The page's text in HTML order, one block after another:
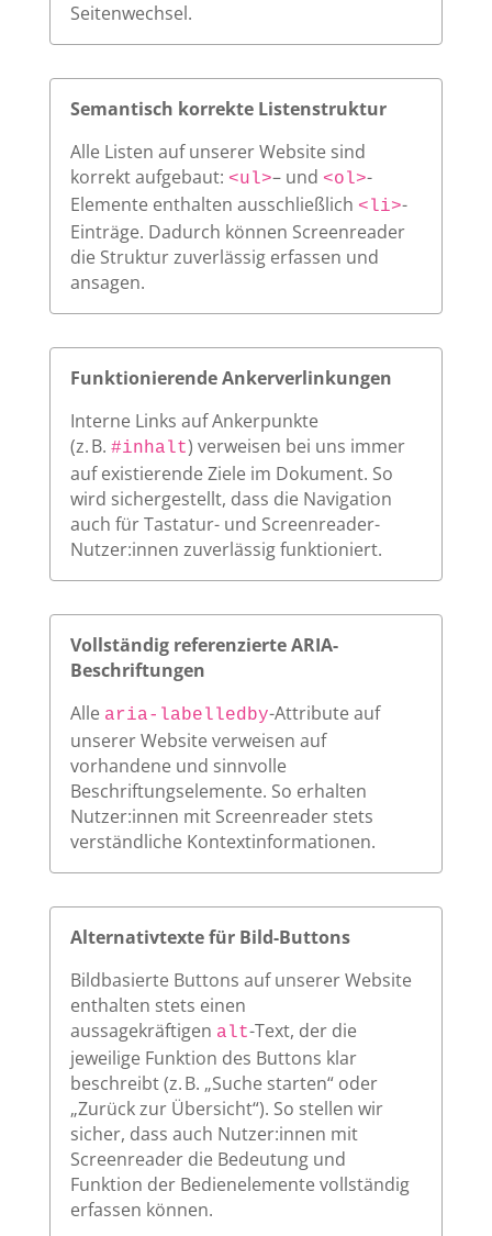
Seitenwechsel.
Semantisch korrekte Listenstruktur
Alle Listen auf unserer Website sind
korrekt aufgebaut: <ul>– und <ol>-
Elemente enthalten ausschließlich <li>-
Einträge. Dadurch können Screenreader
die Struktur zuverlässig erfassen und
ansagen.
Funktionierende Ankerverlinkungen
Interne Links auf Ankerpunkte
(z. B. #inhalt) verweisen bei uns immer
auf existierende Ziele im Dokument. So
wird sichergestellt, dass die Navigation
auch für Tastatur- und Screenreader-
Nutzer:innen zuverlässig funktioniert.
Vollständig referenzierte ARIA-
Beschriftungen
Alle aria-labelledby-Attribute auf
unserer Website verweisen auf
vorhandene und sinnvolle
Beschriftungselemente. So erhalten
Nutzer:innen mit Screenreader stets
verständliche Kontextinformationen.
Alternativtexte für Bild-Buttons
Bildbasierte Buttons auf unserer Website
enthalten stets einen
aussagekräftigen alt-Text, der die
jeweilige Funktion des Buttons klar
beschreibt (z. B. „Suche starten“ oder
„Zurück zur Übersicht“). So stellen wir
sicher, dass auch Nutzer:innen mit
Screenreader die Bedeutung und
Funktion der Bedienelemente vollständig
erfassen können.